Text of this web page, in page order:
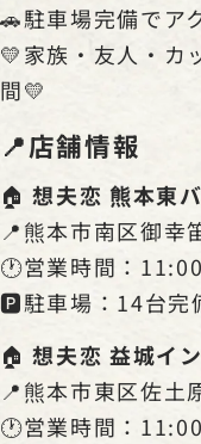
🚗駐車場完備でア
💛家族・友人・カ
間💛
📍店舗情報
🏠想夫恋 熊本東
📍熊本市南区御幸
🕐営業時間：
🅿️駐車場：14台完
🏠想夫恋 益城イ
📍熊本市東区佐土
🕐営業時間：